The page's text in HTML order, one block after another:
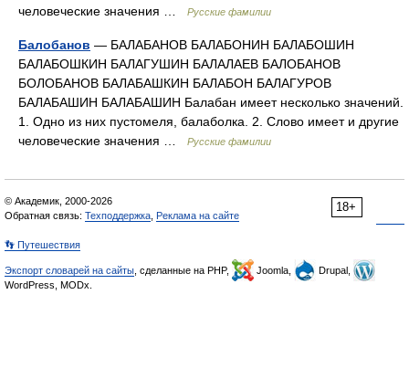
человеческие значения …
Русские фамилии
Балобанов — БАЛАБАНОВ БАЛАБОНИН БАЛАБОШИН
БАЛАБОШКИН БАЛАГУШИН БАЛАЛАЕВ БАЛОБАНОВ
БОЛОБАНОВ БАЛАБАШКИН БАЛАБОН БАЛАГУРОВ
БАЛАБАШИН БАЛАБАШИН Балабан имеет несколько значений.
1. Одно из них пустомеля, балаболка. 2. Слово имеет и другие
человеческие значения …
Русские фамилии
18+
© Академик, 2000-2026
Обратная связь: Техподдержка Реклама на сайте
👣 Путешествия
Экспорт словарей на сайты , сделанные на PHP, Joomla,
Drupal,
WordPress, MODx.